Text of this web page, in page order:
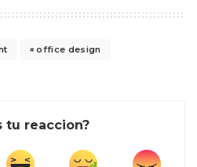
office design
tu reaccion?